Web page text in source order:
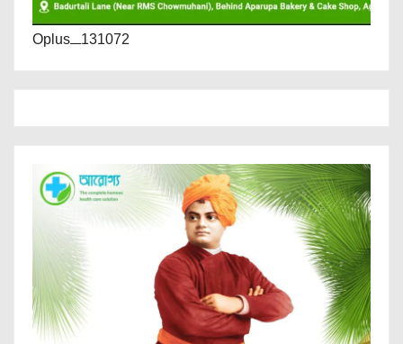
Oplus_131072